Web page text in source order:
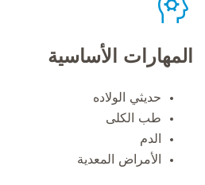
المهارات الأساسية
حديثي الولاده
طب الكلى
الدم
الأمراض المعدية